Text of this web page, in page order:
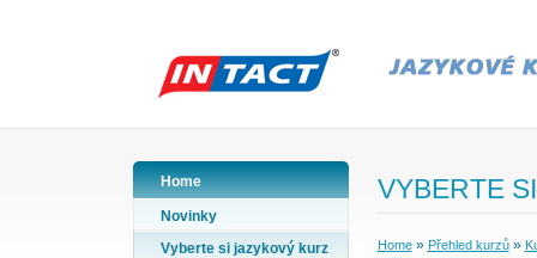
Home
Novinky
Vyberte si jazykový kurz
VYBERTE
Home» Přehled kurzů»